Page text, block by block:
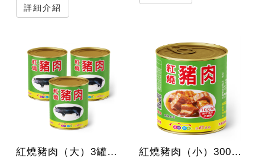
詳細介紹
紅燒豬肉（大）3罐x800公克/罐 紅燒豬肉（小）300公克/罐